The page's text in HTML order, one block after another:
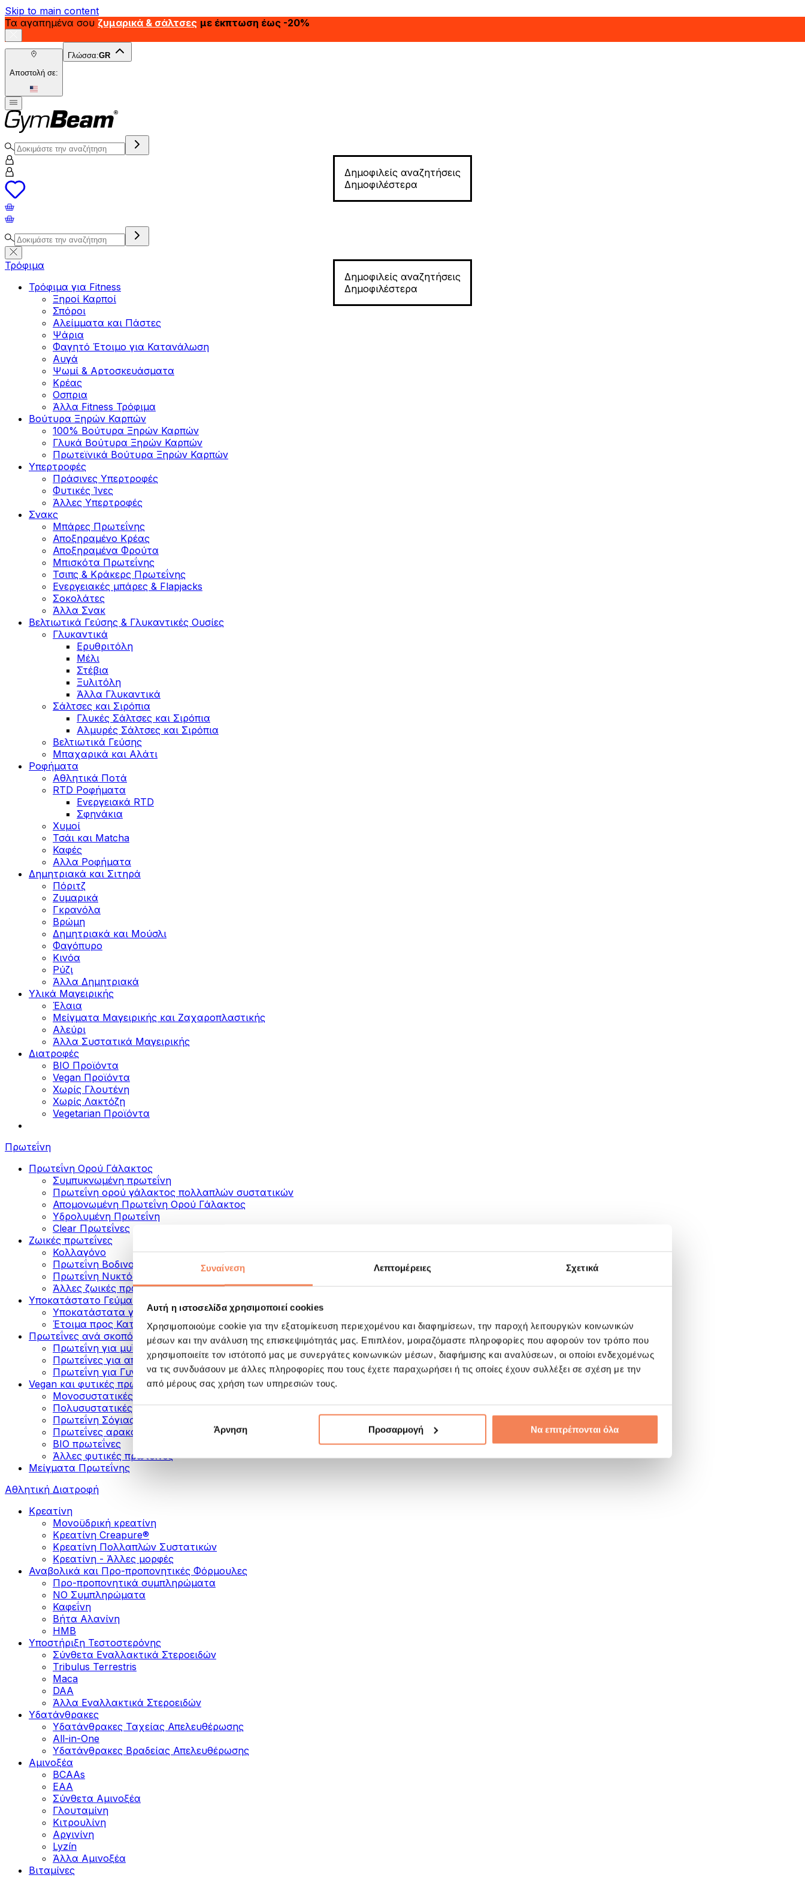
Συναίνεση Λεπτομέρειες Σχετικά
Αυτή η ιστοσελίδα χρησιμοποιεί cookies
Χρησιμοποιούμε cookie για την εξατομίκευση περιεχομένου και διαφημίσεων, την παροχή λειτουργιών κοινωνικών
μέσων και την ανάλυση της επισκεψιμότητάς μας. Επιπλέον, μοιραζόμαστε πληροφορίες που αφορούν τον τρόπο που
χρησιμοποιείτε τον ιστότοπό μας με συνεργάτες κοινωνικών μέσων, διαφήμισης και αναλύσεων, οι οποίοι ενδεχομένως
να τις συνδυάσουν με άλλες πληροφορίες που τους έχετε παραχωρήσει ή τις οποίες έχουν συλλέξει σε σχέση με την
από μέρους σας χρήση των υπηρεσιών τους.
Άρνηση Προσαρμογή Να επιτρέπονται όλα
Skip to main content
Τα αγαπημένα σου ζυμαρικά & σάλτσες με έκπτωση έως -20%
Αποστολή σε:
Γλώσσα:GR
Δημοφιλείς αναζητήσεις
Δημοφιλέστερα
Δημοφιλείς αναζητήσεις
Δημοφιλέστερα
Τρόφιμα
Τρόφιμα για Fitness
Ξηροί Καρποί
Σπόροι
Αλείμματα και Πάστες
Ψάρια
Φαγητό Έτοιμο για Κατανάλωση
Αυγά
Ψωμί & Αρτοσκευάσματα
Κρέας
Οσπρια
Άλλα Fitness Τρόφιμα
Βούτυρα Ξηρών Καρπών
100% Βούτυρα Ξηρών Καρπών
Γλυκά Βούτυρα Ξηρών Καρπών
Πρωτεϊνικά Βούτυρα Ξηρών Καρπών
Υπερτροφές
Πράσινες Υπερτροφές
Φυτικές Ίνες
Άλλες Υπερτροφές
Σνακς
Μπάρες Πρωτεΐνης
Αποξηραμένο Κρέας
Αποξηραμένα Φρούτα
Μπισκότα Πρωτεΐνης
Τσιπς & Kράκερς Πρωτεΐνης
Ενεργειακές μπάρες & Flapjacks
Σοκολάτες
Άλλα Σνακ
Βελτιωτικά Γεύσης & Γλυκαντικές Ουσίες
Γλυκαντικά
Ερυθριτόλη
Μέλι
Στέβια
Ξυλιτόλη
Άλλα Γλυκαντικά
Σάλτσες και Σιρόπια
Γλυκές Σάλτσες και Σιρόπια
Αλμυρές Σάλτσες και Σιρόπια
Bελτιωτικά Γεύσης
Μπαχαρικά και Αλάτι
Ροφήματα
Αθλητικά Ποτά
RTD Ροφήματα
Ενεργειακά RTD
Σφηνάκια
Χυμοί
Τσάι και Matcha
Καφές
Αλλα Ροφήματα
Δημητριακά και Σιτηρά
Πόριτζ
Ζυμαρικά
Γκρανόλα
Βρώμη
Δημητριακά και Μούσλι
Φαγόπυρο
Κινόα
Ρύζι
Άλλα Δημητριακά
Υλικά Μαγειρικής
Έλαια
Μείγματα Μαγειρικής και Ζαχαροπλαστικής
Αλεύρι
Άλλα Συστατικά Μαγειρικής
Διατροφές
BIO Προϊόντα
Vegan Προϊόντα
Χωρίς Γλουτένη
Χωρίς Λακτόζη
Vegetarian Προϊόντα
Πρωτεΐνη
Πρωτεΐνη Ορού Γάλακτος
Συμπυκνωμένη πρωτεΐνη
Πρωτεΐνη ορού γάλακτος πολλαπλών συστατικών
Απομονωμένη Πρωτεΐνη Ορού Γάλακτος
Υδρολυμένη Πρωτεΐνη
Clear Πρωτεΐνες
Ζωικές πρωτεΐνες
Κολλαγόνο
Πρωτεΐνη Βοδινού
Πρωτεΐνη Νυκτός
Άλλες ζωικές πρωτεΐνες
Υποκατάστατο Γεύματος
Υποκατάστατα γεύματος σε σκόνη
Έτοιμα προς Κατανάλωση Πρωτεϊνικά Ροφήματα
Πρωτεΐνες ανά σκοπό
Πρωτεΐνη για μυϊκή ανάπτυξη
Πρωτεΐνες για απώλεια βάρους
Πρωτεΐνη για Γυναίκες
Vegan και φυτικές πρωτεΐνες
Μονοσυστατικές Φυτικές Πρωτεΐνες
Πολυσυστατικές Φυτικές Πρωτεΐνες
Πρωτεΐνη Σόγιας
Πρωτεΐνες αρακά
ΒIO πρωτεΐνες
Άλλες φυτικές πρωτεΐνες
Μείγματα Πρωτεΐνης
Αθλητική Διατροφή
Κρεατίνη
Μονοϋδρική κρεατίνη
Κρεατίνη Creapure®
Κρεατίνη Πολλαπλών Συστατικών
Κρεατίνη - Άλλες μορφές
Αναβολικά και Προ-προπονητικές Φόρμουλες
Προ-προπονητικά συμπληρώματα
ΝΟ Συμπληρώματα
Καφεΐνη
Βήτα Αλανίνη
HMB
Υποστήριξη Τεστοστερόνης
Σύνθετα Εναλλακτικά Στεροειδών
Tribulus Terrestris
Maca
DAA
Άλλα Εναλλακτικά Στεροειδών
Υδατάνθρακες
Υδατάνθρακες Ταχείας Απελευθέρωσης
All-in-One
Υδατάνθρακες Βραδείας Απελευθέρωσης
Αμινοξέα
BCAAs
EAA
Σύνθετα Αμινοξέα
Γλουταμίνη
Κιτρουλίνη
Αργινίνη
Lyzín
Άλλα Αμινοξέα
Βιταμίνες